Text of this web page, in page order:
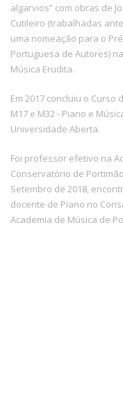
algarvios” com obras de
Cutileiro (trabalhadas
uma nomeação para o
Portuguesa de Autores)
Música Erudita.
Em 2017 concluiu o
M17 e M32 - Piano e
Universidade Aberta.
Foi professor efetivo na
Conservatório de
Setembro de 2018,
docente de Piano no
Academia de Música de